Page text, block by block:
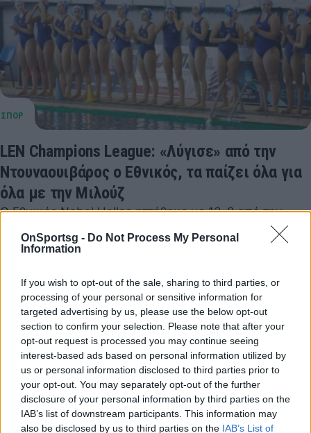
OnSportsg - Do Not Process My Personal
Information
If you wish to opt-out of the sale, sharing to third parties, or
processing of your personal or sensitive information for
targeted advertising by us, please use the below opt-out
section to confirm your selection. Please note that after your
opt-out request is processed you may continue seeing
interest-based ads based on personal information utilized by
us or personal information disclosed to third parties prior to
your opt-out. You may separately opt-out of the further
disclosure of your personal information by third parties on the
IAB’s list of downstream participants. This information may
also be disclosed by us to third parties on the IAB’s List of
LEN Champions League: «Λύγισε» από την
Ντουναουιβάρος ο Εθνικός, τα παίζει όλα για
όλα με την Μιλούζ
Ο Εθνικός Nobel Hellas ηττήθηκε με 13-8 από την
Ουγγρική Ντουναουιβάρος, και πλέον θα διεκδικήσει
την πρόκριση στην φάση των «16» του…